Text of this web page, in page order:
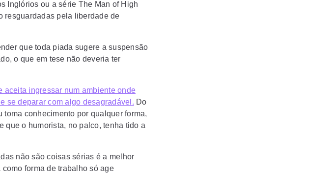
Inglórios ou a série The Man of High
resguardadas pela liberdade de
que toda piada sugere a suspensão
o que em tese não deveria ter
aceita ingressar num ambiente onde
se deparar com algo desagradável. Do
conhecimento por qualquer forma,
que o humorista, no palco, tenha tido a
não são coisas sérias é a melhor
forma de trabalho só age